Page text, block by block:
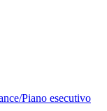
Piano esecutivo